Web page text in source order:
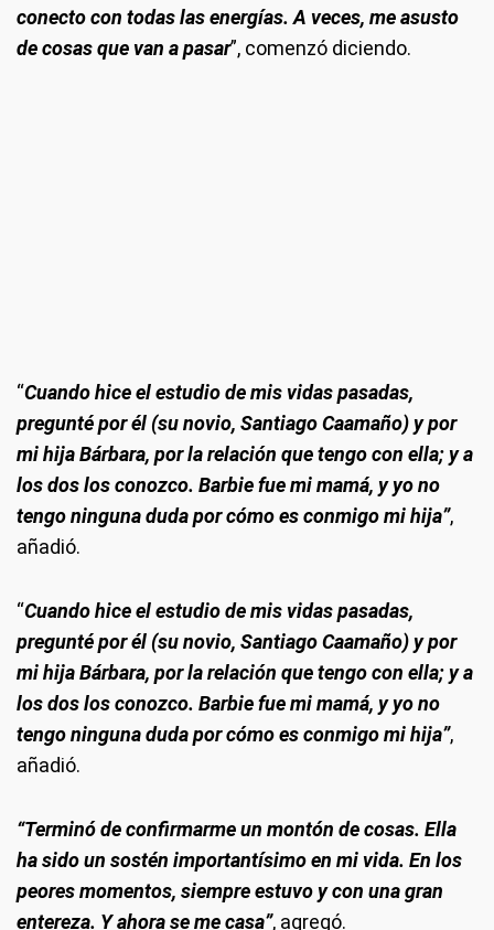
conecto con todas las energías. A veces, me asusto
de cosas que van a pasar”, comenzó diciendo.
“Cuando hice el estudio de mis vidas pasadas,
pregunté por él (su novio, Santiago Caamaño) y por
mi hija Bárbara, por la relación que tengo con ella; y a
los dos los conozco. Barbie fue mi mamá, y yo no
tengo ninguna duda por cómo es conmigo mi hija”,
añadió.
“Cuando hice el estudio de mis vidas pasadas,
pregunté por él (su novio, Santiago Caamaño) y por
mi hija Bárbara, por la relación que tengo con ella; y a
los dos los conozco. Barbie fue mi mamá, y yo no
tengo ninguna duda por cómo es conmigo mi hija”,
añadió.
“Terminó de confirmarme un montón de cosas. Ella
ha sido un sostén importantísimo en mi vida. En los
peores momentos, siempre estuvo y con una gran
entereza. Y ahora se me casa”, agregó.